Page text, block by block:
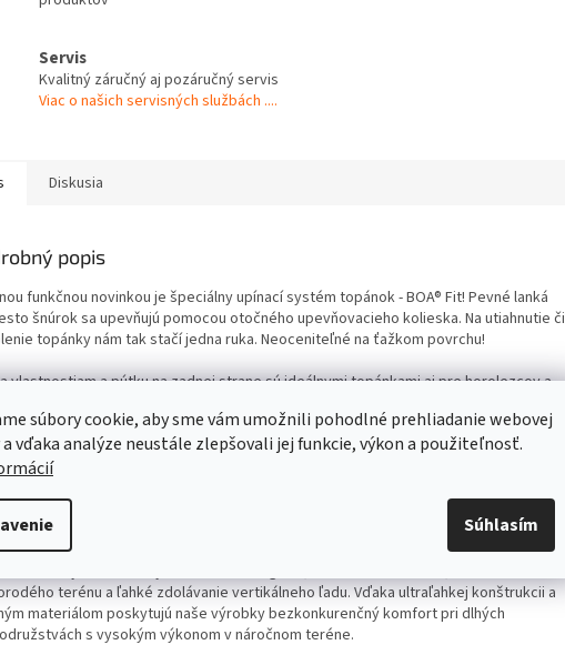
súbory cookie, aby sme vám umožnili pohodlné prehliadanie webovej
vďaka analýze neustále zlepšovali jej funkcie, výkon a použiteľnosť.
Súhlasím
Servis
Kvalitný záručný aj pozáručný servis
Viac o našich servisných službách ....
Diskusia
popis
funkčnou novinkou je špeciálny upínací systém topánok - BOA® Fit! Pevné lanká
šnúrok sa upevňujú pomocou otočného upevňovacieho kolieska. Na utiahnutie či
topánky nám tak stačí jedna ruka. Neoceniteľné na ťažkom povrchu!
vlastnostiam a pútku na zadnej strane sú ideálnymi topánkami aj pre horolezcov a
topánky za lezečky a pripnúť pomocou karabíny na sedák.
a najodolnejšia
séria A/P/S, navrhnutá pre nadšencov turistiky , v sebe bez problémov spája ľahkú
s robustnou odolnosťou, čím zaručuje špičkový výkon v náročných
terénu a ľahké zdolávanie vertikálneho ľadu. Vďaka ultraľahkej konštrukcii a
materiálom poskytujú naše výrobky bezkonkurenčný komfort pri dlhých
s vysokým výkonom v náročnom teréne.